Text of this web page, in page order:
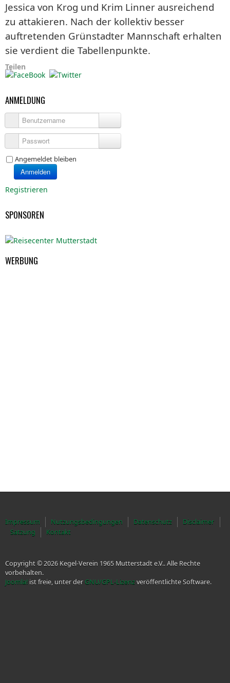
Jessica von Krog und Krim Linner ausreichend
zu attakieren. Nach der kollektiv besser
auftretenden Grünstadter Mannschaft erhalten
sie verdient die Tabellenpunkte.
Teilen
ANMELDUNG
Benutzername
Passwort
Angemeldet bleiben
Anmelden
Registrieren
SPONSOREN
WERBUNG
Impressum Nutzungsbedingungen Datenschutz
Disclaimer
Satzung
Kontakt
Copyright © 2026 Kegel-Verein 1965 Mutterstadt e.V.. Alle Rechte
vorbehalten.
Joomla! ist freie, unter der GNU/GPL-Lizenzveröffentlichte Software.